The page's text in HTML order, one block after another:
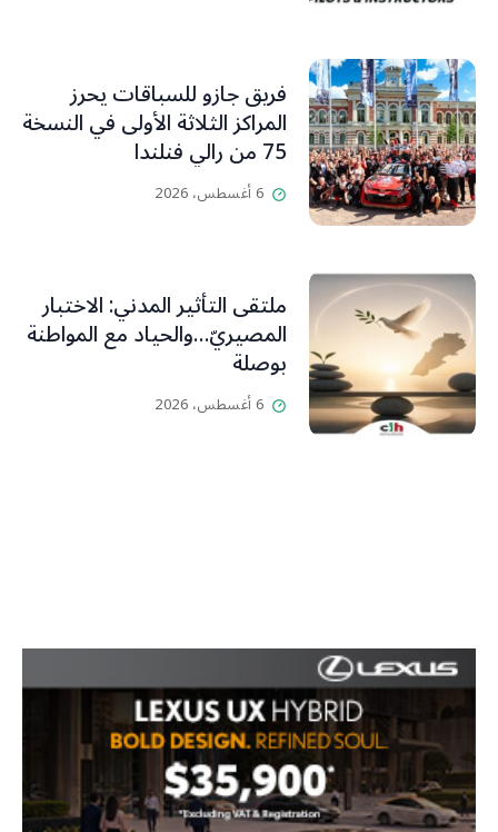
فريق جازو للسباقات يحرز
المراكز الثلاثة الأولى في النسخة
75 من رالي فنلندا
6 أغسطس، 2026
ملتقى التأثير المدني: الاختبار
المصيريّ…والحياد مع المواطنة
بوصلة
6 أغسطس، 2026